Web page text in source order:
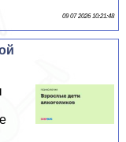
09 07 2026 10:21:48